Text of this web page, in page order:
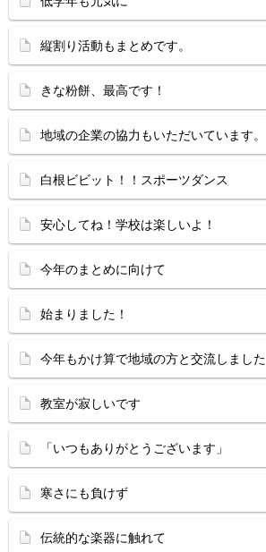
縦割り活動もまとめです。
きな粉餅、最高です！
地域の企業の協力もいただいています。
白根ビビット！！スポーツダンス
安心してね！学校は楽しいよ！
今年のまとめに向けて
始まりました！
今年もかけ算で地域の方と交流しました
教室が寂しいです
「いつもありがとうございます」
寒さにも負けず
伝統的な楽器に触れて